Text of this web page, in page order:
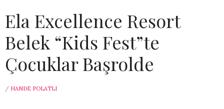
Ela Excellence Resort
Belek “Kids Fest”te
Çocuklar Başrolde
/ HANDE POLATLI